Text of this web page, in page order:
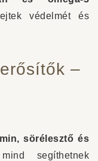
védelmét és
–
sörélesztő és
segíthetnek